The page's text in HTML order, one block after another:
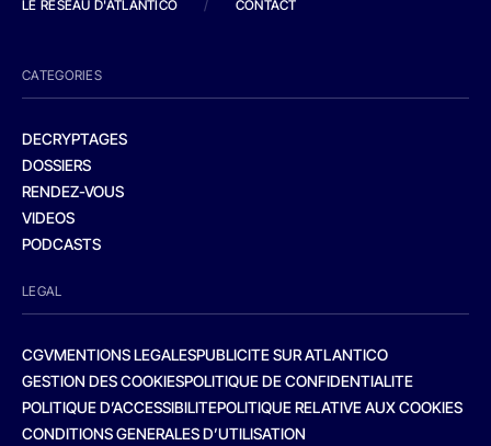
LE RESEAU D'ATLANTICO
/ CONTACT
CATEGORIES
DECRYPTAGES
DOSSIERS
RENDEZ-VOUS
VIDEOS
PODCASTS
LEGAL
CGVMENTIONS LEGALESPUBLICITE SUR ATLANTICO
GESTION DES COOKIESPOLITIQUE DE CONFIDENTIALITE
POLITIQUE D’ACCESSIBILITEPOLITIQUE RELATIVE AUX COOKIES
CONDITIONS GENERALES D’UTILISATION